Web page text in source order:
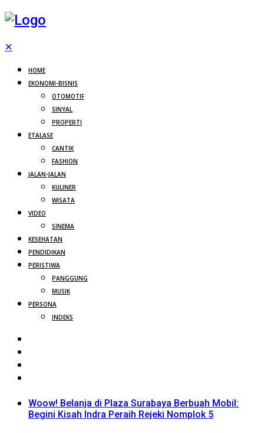
✕
HOME
EKONOMI-BISNIS
OTOMOTIF
SINYAL
PROPERTI
ETALASE
CANTIK
FASHION
JALAN-JALAN
KULINER
WISATA
VIDEO
SINEMA
KESEHATAN
PENDIDIKAN
PERISTIWA
PANGGUNG
MUSIK
PERSONA
INDEKS
Woow! Belanja di Plaza Surabaya Berbuah Mobil:
Begini Kisah Indra Peraih Rejeki Nomplok 5